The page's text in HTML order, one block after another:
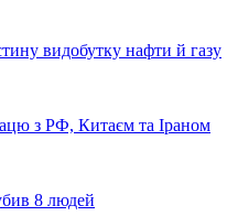
видобутку нафти й газу
з РФ, Китаєм та Іраном
8 людей